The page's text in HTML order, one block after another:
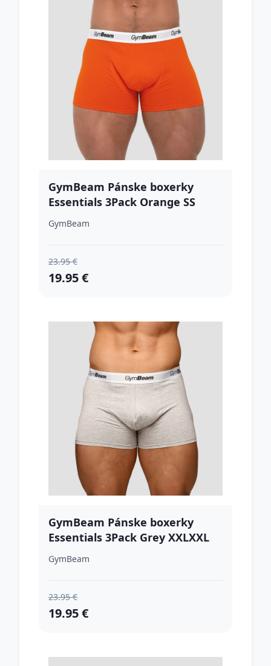
GymBeam Pánske boxerky
Essentials 3Pack Orange SS
GymBeam
23.95 €
19.95 €
GymBeam Pánske boxerky
Essentials 3Pack Grey XXLXXL
GymBeam
23.95 €
19.95 €